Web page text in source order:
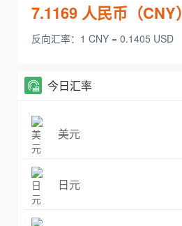
7.1169 人民币（CNY）
反向汇率：1 CNY = 0.1405 USD
今日汇率
美元
日元